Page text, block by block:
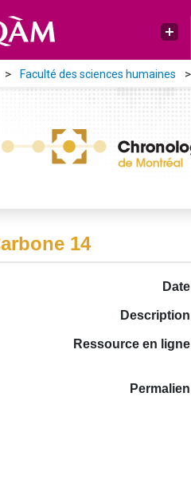
Faculté des sciences humaines
14
Date
Description
Ressource en ligne
Permalien